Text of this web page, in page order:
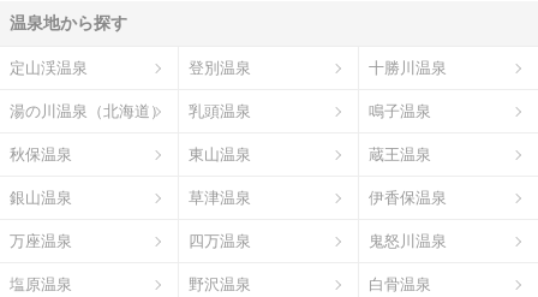
温泉地から探す
定山渓温泉 登別温泉 十勝川温泉
湯の川温泉（北海道） 乳頭温泉 鳴子温泉
秋保温泉 東山温泉 蔵王温泉
銀山温泉 草津温泉 伊香保温泉
万座温泉 四万温泉 鬼怒川温泉
塩原温泉 野沢温泉 白骨温泉